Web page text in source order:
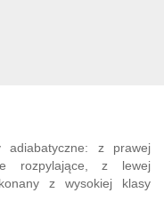
adiabatyczne: z prawej
rozpylające, z lewej
z wysokiej klasy